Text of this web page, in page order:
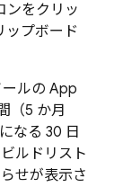
ンをクリッ
ップボード
ルの App
（5 か月
なる 30 日
ルドリスト
せが表示さ